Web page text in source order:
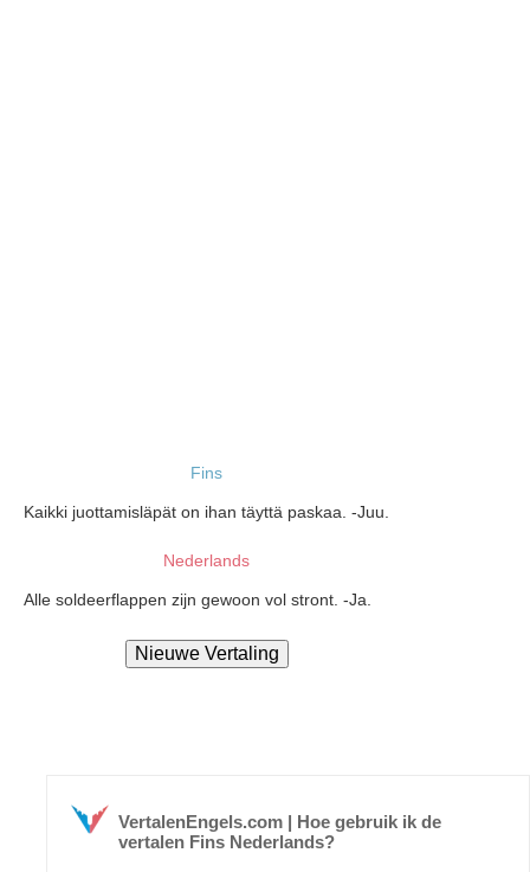
Fins
Kaikki juottamisläpät on ihan täyttä paskaa. -Juu.
Nederlands
Alle soldeerflappen zijn gewoon vol stront. -Ja.
VertalenEngels.com | Hoe gebruik ik de
vertalen Fins Nederlands?